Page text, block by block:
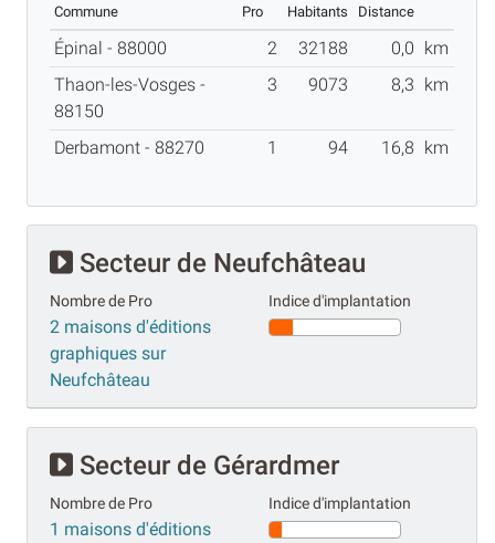
Commune
Pro
Habitants Distance
Épinal - 88000 2 32188 0,0 km
Thaon-les-Vosges -
88150
3 9073 8,3 km
Derbamont - 88270 1 94 16,8 km
Secteur de Neufchâteau
Nombre de Pro
2 maisons d'éditions
graphiques sur
Neufchâteau
Indice d'implantation
Secteur de Gérardmer
Nombre de Pro
1 maisons d'éditions
Indice d'implantation